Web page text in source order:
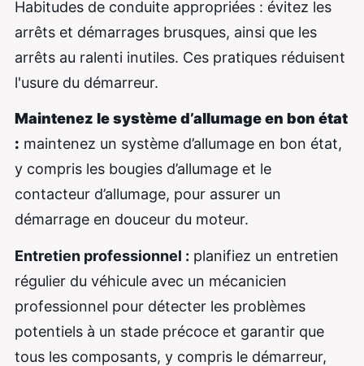
Habitudes de conduite appropriées : évitez les
arrêts et démarrages brusques, ainsi que les
arrêts au ralenti inutiles. Ces pratiques réduisent
l'usure du démarreur.
Maintenez le système d’allumage en bon état
: maintenez un système d’allumage en bon état,
y compris les bougies d’allumage et le
contacteur d’allumage, pour assurer un
démarrage en douceur du moteur.
Entretien professionnel : planifiez un entretien
régulier du véhicule avec un mécanicien
professionnel pour détecter les problèmes
potentiels à un stade précoce et garantir que
tous les composants, y compris le démarreur,